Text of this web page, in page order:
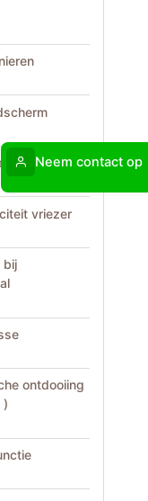
vriezer
bij
ontdooiing
)
Neem contact op